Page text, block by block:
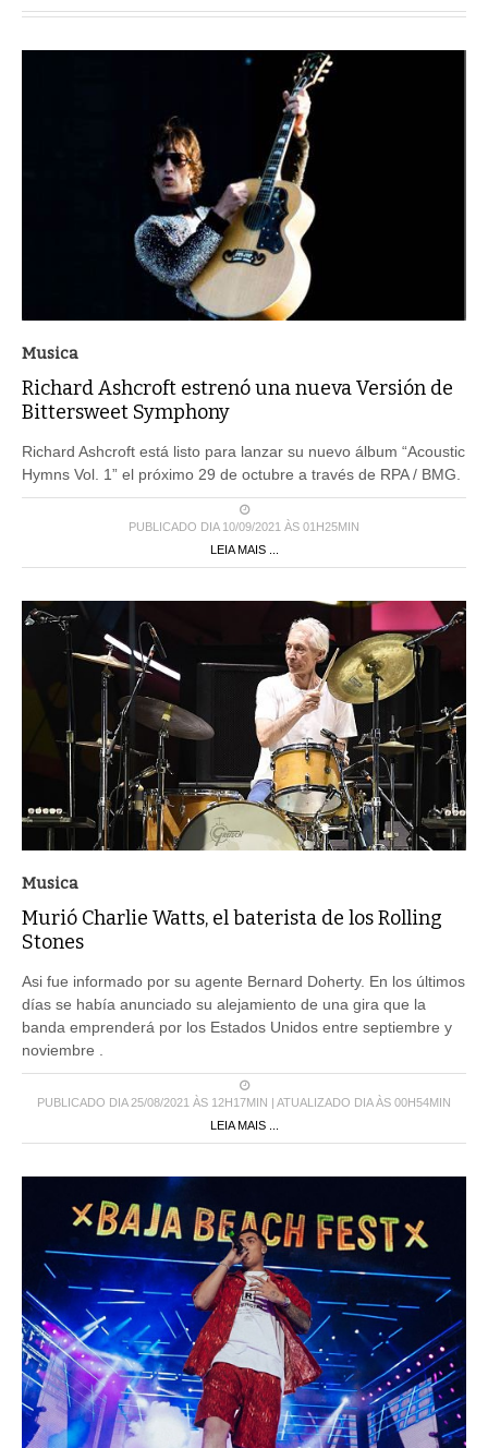
Musica
Richard Ashcroft estrenó una nueva Versión de
Bittersweet Symphony
Richard Ashcroft está listo para lanzar su nuevo álbum “Acoustic
Hymns Vol. 1” el próximo 29 de octubre a través de RPA / BMG.
PUBLICADO DIA 10/09/2021 ÀS 01H25MIN
LEIA MAIS ...
Musica
Murió Charlie Watts, el baterista de los Rolling
Stones
Asi fue informado por su agente Bernard Doherty. En los últimos
días se había anunciado su alejamiento de una gira que la
banda emprenderá por los Estados Unidos entre septiembre y
noviembre .
PUBLICADO DIA 25/08/2021 ÀS 12H17MIN | ATUALIZADO DIA ÀS 00H54MIN
LEIA MAIS ...